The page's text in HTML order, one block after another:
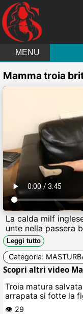
MENU
Mamma troia
La calda milf
unte nella passera
gemendo come
stesso nettare
fino a schizzareare.
Leggi tutto
Categoria:
Scopri altri video
Troia matura
arrapata si fotte la
bagnata
👁️ 29